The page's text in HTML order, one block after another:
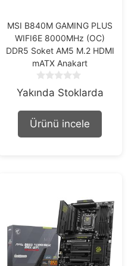
MSI B840M GAMING PLUS
WIFI6E 8000MHz (OC)
DDR5 Soket AM5 M.2 HDMI
mATX Anakart
o
o
f
Yakında Stoklarda
Ürünü incele